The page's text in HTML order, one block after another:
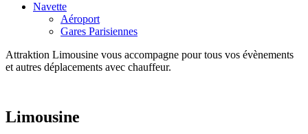
Navette
Aéroport
Gares Parisiennes
Attraktion Limousine vous accompagne pour tous vos évènements
et autres déplacements avec chauffeur.
Limousine